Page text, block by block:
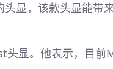
显，该款头显能带
显。他表示，目